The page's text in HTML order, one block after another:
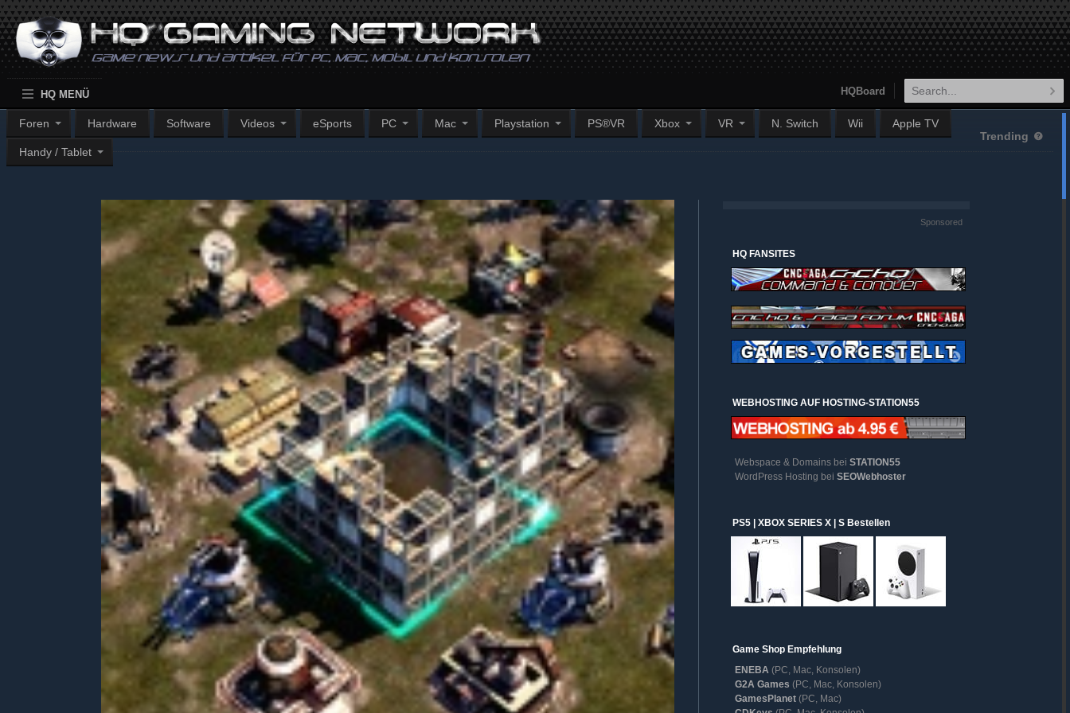
HQ MENÜ
Foren Hardware Software Videos eSports PC Mac Playstation PS®VR Xbox VR N. Switch Wii Apple TV
Handy / Tablet
HQBoard
Trending
Sponsored
HQ FANSITES
WEBHOSTING AUF HOSTING-STATION55
Webspace & Domains bei STATION55
WordPress Hosting bei SEOWebhoster
PS5 | XBOX SERIES X | S Bestellen
Game Shop Empfehlung
ENEBA (PC, Mac, Konsolen)
G2A Games (PC, Mac, Konsolen)
GamesPlanet(PC, Mac)